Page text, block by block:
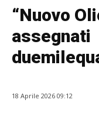
“Nuovo
assegnati
18 Aprile 2026 09:12